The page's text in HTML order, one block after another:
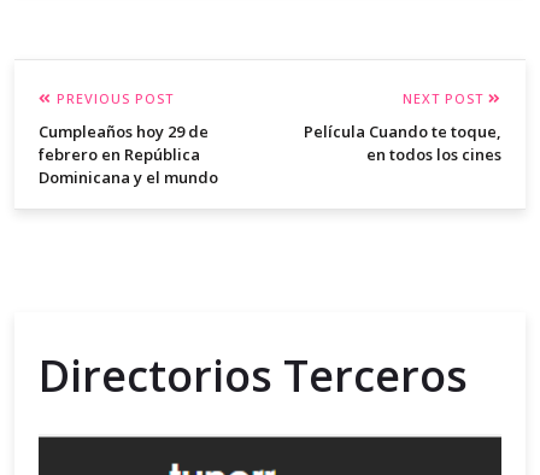
PREVIOUS POST
Cumpleaños hoy 29 de
febrero en República
Dominicana y el mundo
NEXT POST
Película Cuando te toque,
en todos los cines
Directorios Terceros